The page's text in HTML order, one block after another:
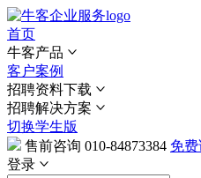
首页
牛客产品
客户案例
招聘资料下载
招聘解决方案
切换学生版
售前咨询 010-84873384 免费
登录